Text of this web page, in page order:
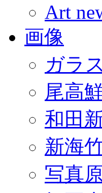
Art
画像
ガラ
尾高
和田
新海
写真